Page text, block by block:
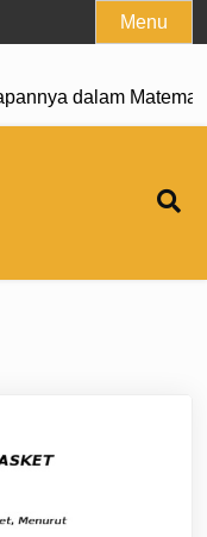
Menu
dalam Matematika